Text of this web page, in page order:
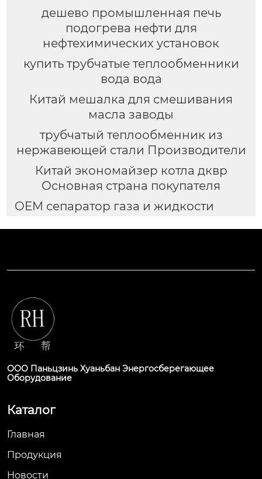
дешево промышленная печь
подогрева нефти для
нефтехимических установок
купить трубчатые теплообменники
вода вода
Китай мешалка для смешивания
масла заводы
трубчатый теплообменник из
нержавеющей стали Производители
Китай экономайзер котла дквр
Основная страна покупателя
OEM сепаратор газа и жидкости
ООО Паньцзинь Хуаньбан Энергосберегающее
Оборудование
Каталог
Главная
Продукция
Новости